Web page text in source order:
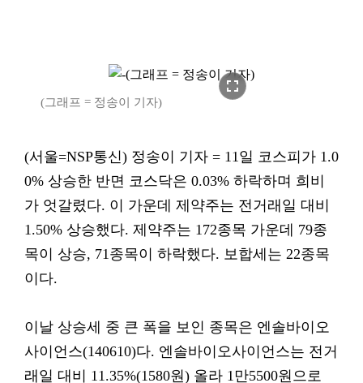
fullscreen
(그래프 = 정송이 기자)
(서울=NSP통신) 정송이 기자 = 11일 코스피가 1.0
0% 상승한 반면 코스닥은 0.03% 하락하며 희비
가 엇갈렸다. 이 가운데 제약주는 전거래일 대비
1.50% 상승했다. 제약주는 172종목 가운데 79종
목이 상승, 71종목이 하락했다. 보합세는 22종목
이다.
이날 상승세 중 큰 폭을 보인 종목은 엔솔바이오
사이언스(140610)다. 엔솔바이오사이언스는 전거
래일 대비 11.35%(1580원) 올라 1만5500원으로